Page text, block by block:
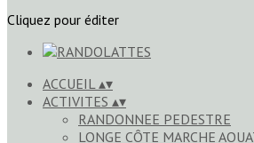
Cliquez pour éditer
ACCUEIL▴▾
ACTIVITES ▴▾
RANDONNEE PEDESTRE
LONGE CÔTE MARCHE